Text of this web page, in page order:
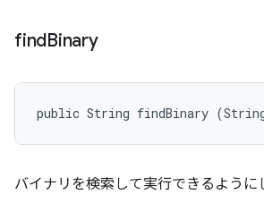
findBinary
public String findBinary
バイナリを検索して実行できるように